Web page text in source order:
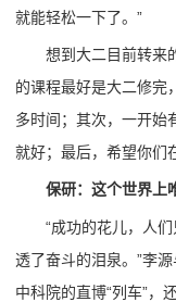
就能轻松一下了。”
想到大二目前转来
的课程最好是大二修完
多时间；其次，一开始
就好；最后，希望你们
保研：这个世界上
“成功的花儿，人
透了奋斗的泪泉。”李
中科院的直博“列车”，